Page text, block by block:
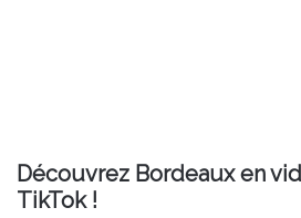
Découvrez Bordeaux en
TikTok !